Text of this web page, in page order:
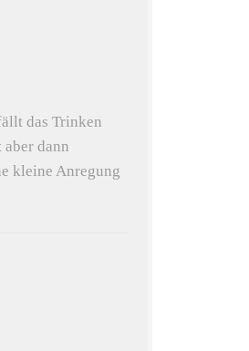
das Trinken
dann
kleine Anregung